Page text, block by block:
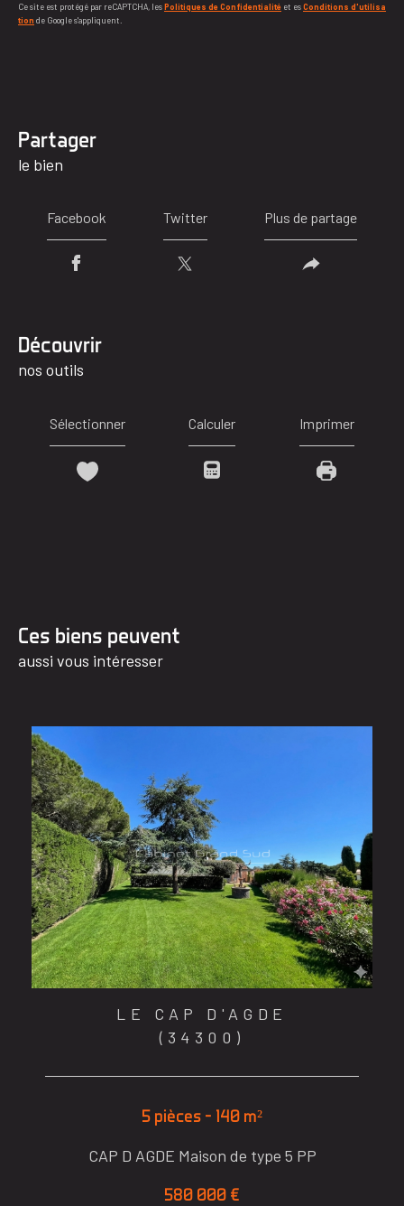
Ce site est protégé par reCAPTCHA, lesPolitiques de Confidentialité et esConditions d'utilisa
tion de Google s'appliquent.
partager
le bien
Facebook Twitter Plus de partage
découvrir
nos outils
Sélectionner Calculer Imprimer
Ces biens peuvent
aussi vous intéresser
LE CAP D'AGDE
(34300)
5 pièces - 140 m²
CAP D AGDE Maison de type 5 PP
580 000 €